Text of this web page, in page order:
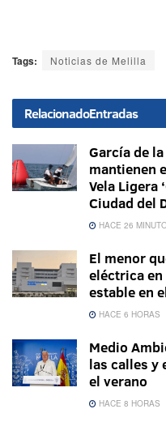
Tags: Noticias de Melilla
RelacionadoEntradas
García de
mantienen
Vela Ligera
Ciudad del
HACE 26
El menor
eléctrica en
estable en
HACE 6 HORAS
Medio
las calles y
el verano
HACE 8 HORAS